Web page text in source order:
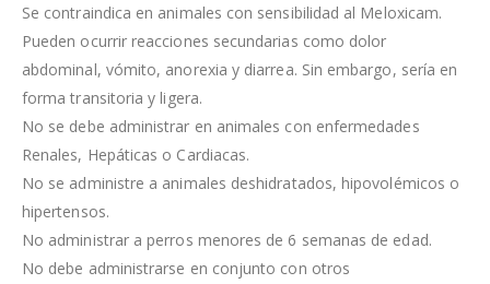
Se contraindica en animales con sensibilidad al Meloxicam.
Pueden ocurrir reacciones secundarias como dolor
abdominal, vómito, anorexia y diarrea. Sin embargo, sería en
forma transitoria y ligera.
No se debe administrar en animales con enfermedades
Renales, Hepáticas o Cardiacas.
No se administre a animales deshidratados, hipovolémicos o
hipertensos.
No administrar a perros menores de 6 semanas de edad.
No debe administrarse en conjunto con otros